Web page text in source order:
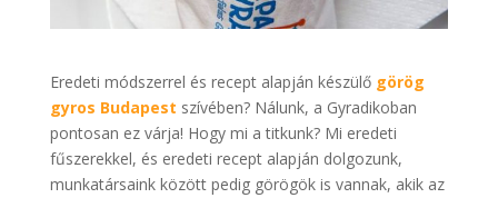
Eredeti módszerrel és recept alapján készülő görög
gyros Budapest szívében? Nálunk, a Gyradikoban
pontosan ez várja! Hogy mi a titkunk? Mi eredeti
fűszerekkel, és eredeti recept alapján dolgozunk,
munkatársaink között pedig görögök is vannak, akik az